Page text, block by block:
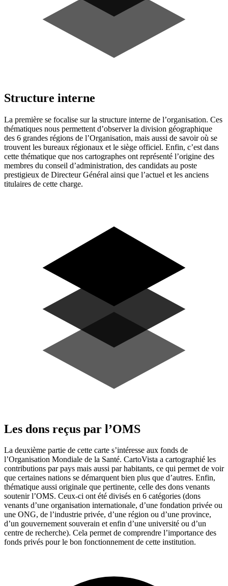
Structure interne
La première se focalise sur la structure interne de l’organisation. Ces
thématiques nous permettent d’observer la division géographique
des 6 grandes régions de l’Organisation, mais aussi de savoir où se
trouvent les bureaux régionaux et le siège officiel. Enfin, c’est dans
cette thématique que nos cartographes ont représenté l’origine des
membres du conseil d’administration, des candidats au poste
prestigieux de Directeur Général ainsi que l’actuel et les anciens
titulaires de cette charge.
Les dons reçus par l’OMS
La deuxième partie de cette carte s’intéresse aux fonds de
l’Organisation Mondiale de la Santé. CartoVista a cartographié les
contributions par pays mais aussi par habitants, ce qui permet de voir
que certaines nations se démarquent bien plus que d’autres. Enfin,
thématique aussi originale que pertinente, celle des dons venants
soutenir l’OMS. Ceux-ci ont été divisés en 6 catégories (dons
venants d’une organisation internationale, d’une fondation privée ou
une ONG, de l’industrie privée, d’une région ou d’une province,
d’un gouvernement souverain et enfin d’une université ou d’un
centre de recherche). Cela permet de comprendre l’importance des
fonds privés pour le bon fonctionnement de cette institution.